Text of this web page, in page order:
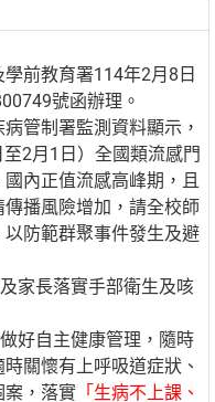
前教育署114年2月8日
號函辦理。
管制署監測資料顯示，
2月1日）全國類流感門
內正值流感高峰期，且
播風險增加，請全校師
防範群聚事件發生及避
家長落實手部衛生及咳
好自主健康管理，隨時
關懷有上呼吸道症狀、
案，落實 「生病不上課、